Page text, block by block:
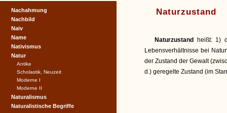
Naturzustand
Naturzustand heißt: 1)
Lebensverhältnisse bei
der Zustand der Gewalt
d.) geregelte Zustand (im
Nachahmung
Nachbild
Naiv
Name
Nativismus
Natur
Antike
Scholastik, Neuzeit
Moderne I
Moderne II
Naturalismus
Naturalistische Begriffe